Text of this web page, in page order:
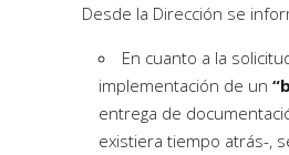
Desde la Dirección se
En cuanto a la
implementación de un
entrega de
existiera tiempo atrás-,